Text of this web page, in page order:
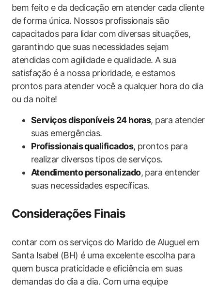
bem feito e da dedicação em atender cada cliente
de forma única. Nossos profissionais são
capacitados para lidar com diversas situações,
garantindo que suas necessidades sejam
atendidas com agilidade e qualidade. A sua
satisfação é a nossa prioridade, e estamos
prontos para atender você a qualquer hora do dia
ou da noite!
Serviços disponíveis 24 horas, para atender
suas emergências.
Profissionais qualificados, prontos para
realizar diversos tipos de serviços.
Atendimento personalizado, para entender
suas necessidades específicas.
Considerações Finais
contar com os serviços do Marido de Aluguel em
Santa Isabel (BH) é uma excelente escolha para
quem busca praticidade e eficiência em suas
demandas do dia a dia. Com uma equipe